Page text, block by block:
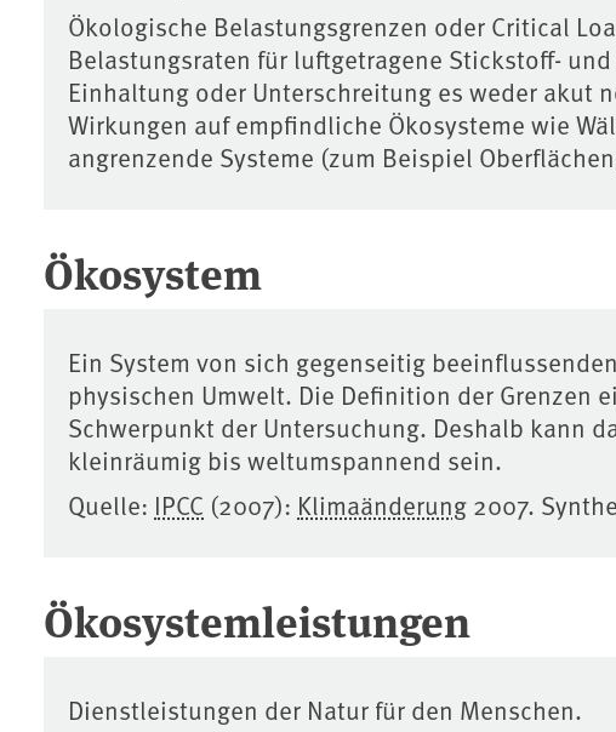
Ökologische Belastungsgrenzen oder Critical
Belastungsraten für luftgetragene Stickstoff-
Einhaltung oder Unterschreitung es weder akut
Wirkungen auf empfindliche Ökosysteme wie
angrenzende Systeme (zum Beispiel
Ökosystem
Ein System von sich gegenseitig
physischen Umwelt. Die Definition der Grenzen
Schwerpunkt der Untersuchung. Deshalb kann
kleinräumig bis weltumspannend sein.
Quelle: IPCC (2007): Klimaänderung 2007.
Ökosystemleistungen
Dienstleistungen der Natur für den Menschen.